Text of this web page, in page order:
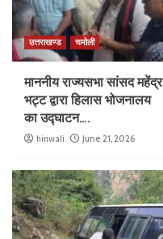
उत्तराखण्ड चमोली
माननीय राज्यसभा सांसद महेंद्र
भट्ट द्वारा हिलास भोजनालय
का उद्घाटन….
hinwali June 21, 2026